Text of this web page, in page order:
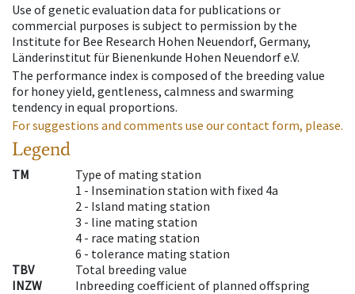
Use of genetic evaluation data for publications or
commercial purposes is subject to permission by the
Institute for Bee Research Hohen Neuendorf, Germany,
Länderinstitut für Bienenkunde Hohen Neuendorf e.V.
The performance index is composed of the breeding value
for honey yield, gentleness, calmness and swarming
tendency in equal proportions.
For suggestions and comments use our contact form, please.
Legend
TM
Type of mating station
1 - Insemination station with fixed 4a
2 - Island mating station
3 - line mating station
4 - race mating station
6 - tolerance mating station
TBV
Total breeding value
INZW
Inbreeding coefficient of planned offspring